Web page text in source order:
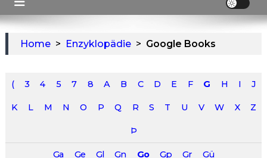
Home > Enzyklopädie > Google Books
( 3 4 5 7 8 A B C D E F G H I J
K L M N O P Q R S T U V W X Z
Þ
Ga Ge Gl Gn Go Gp Gr Gü